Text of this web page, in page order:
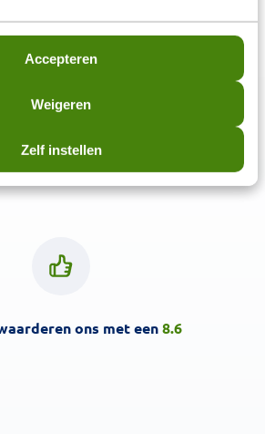
Accepteren
Weigeren
Zelf instellen
miljoen klanten
ons met een8.6